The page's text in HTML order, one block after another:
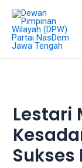
18Tube.tv
free
videos.
You
create
content
Lestari
Sukses